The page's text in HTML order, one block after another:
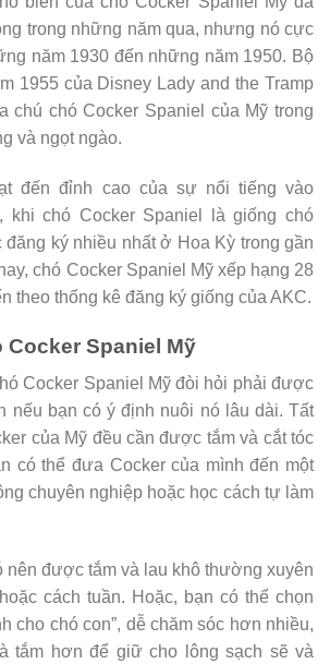
trong những năm qua, nhưng nó cực
năm 1930 đến những năm 1950. Bộ
1955 của Disney Lady and the Tramp
chú chó Cocker Spaniel của Mỹ trong
và ngọt ngào.
đến đỉnh cao của sự nổi tiếng vào
khi chó Cocker Spaniel là giống chó
ký nhiều nhất ở Hoa Kỳ trong gần
chó Cocker Spaniel Mỹ xếp hạng 28
theo thống kê đăng ký giống của AKC.
Cocker Spaniel Mỹ
Cocker Spaniel Mỹ đòi hỏi phải được
nếu bạn có ý định nuôi nó lâu dài. Tất
của Mỹ đều cần được tắm và cắt tóc
có thể đưa Cocker của mình đến một
chuyên nghiệp hoặc học cách tự làm
nên được tắm và lau khô thường xuyên
cách tuần. Hoặc, bạn có thể chọn
cho chó con”, dễ chăm sóc hơn nhiều,
tắm hơn để giữ cho lông sạch sẽ và